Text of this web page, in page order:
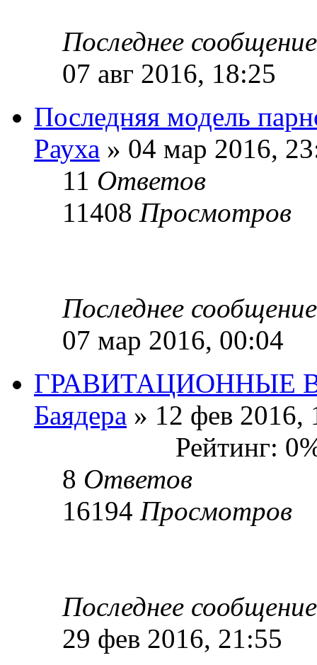
Последнее
07 авг 2016, 18:25
Последняя модель
Рауха » 04 мар 2016,
11 Ответов
11408 Просмотров
Последнее
07 мар 2016, 00:04
ГРАВИТАЦИОННЫЕ
Баядера » 12 фев 2016,
Рейтинг:
8 Ответов
16194 Просмотров
Последнее
29 фев 2016, 21:55